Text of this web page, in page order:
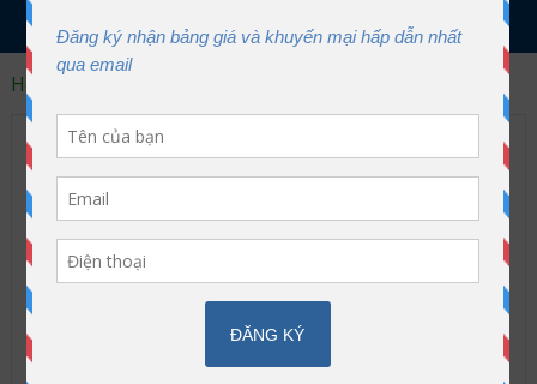
MENU
Home
áo bảo hộ phản quang
Archive
Đặc điểm áo lưới phản quang
Lợi ích mà áo lưới phản quang mang lại Bạn là